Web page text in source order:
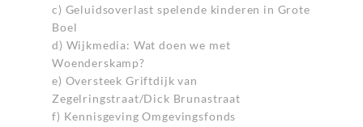
c) Geluidsoverlast spelende kinderen in Grote
Boel
d) Wijkmedia: Wat doen we met
Woenderskamp?
e) Oversteek Griftdijk van
Zegelringstraat/Dick Brunastraat
f) Kennisgeving Omgevingsfonds